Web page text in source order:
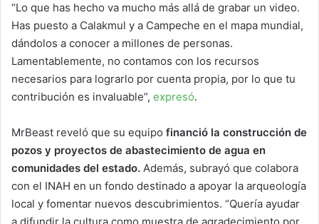
“Lo que has hecho va mucho más allá de grabar un video.
Has puesto a Calakmul y a Campeche en el mapa mundial,
dándolos a conocer a millones de personas.
Lamentablemente, no contamos con los recursos
necesarios para lograrlo por cuenta propia, por lo que tu
contribución es invaluable”, expresó.
MrBeast reveló que su equipo financió la construcción de
pozos y proyectos de abastecimiento de agua en
comunidades del estado. Además, subrayó que colabora
con el INAH en un fondo destinado a apoyar la arqueología
local y fomentar nuevos descubrimientos. “Quería ayudar